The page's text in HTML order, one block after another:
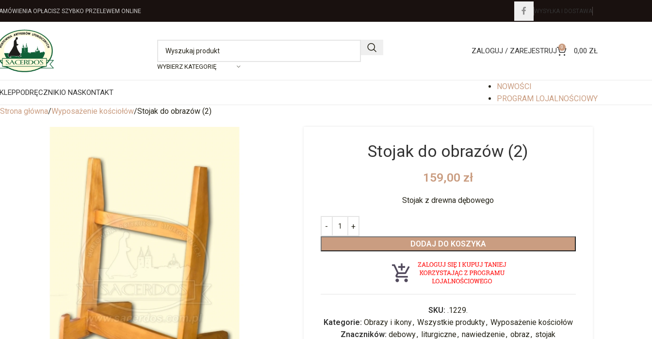
OPŁACISZ SZYBKO PRZELEWEM ONLINE WYSYŁKA I DOSTAWA
WYBIERZ KATEGORIĘ
ZALOGUJ / ZAREJESTRUJ 0 0,00 ZŁ
PODRĘCZNIKIO NASKONTAKT
NOWOŚCI
PROGRAM LOJALNOŚCIOWY
Strona główna Wyposażenie kościołów Stojak do obrazów (2)
Stojak do obrazów (2)
159,00 zł
Stojak z drewna dębowego
DODAJ DO KOSZYKA
SKU: .1229.
Kategorie: Obrazy i ikony, Wszystkie produkty, Wyposażenie kościołów
Znaczników: debowy, liturgiczne, nawiedzenie, obraz, stojak